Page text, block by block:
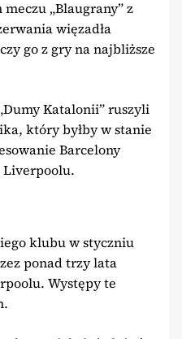
„Blaugrany” z
więzadła
go z gry na najbliższe
Katalonii” ruszyli
który byłby w stanie
Barcelony
Liverpoolu.
klubu w styczniu
ponad trzy lata
Występy te